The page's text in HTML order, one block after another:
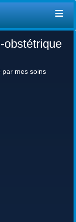
≡
obstétrique
mes soins